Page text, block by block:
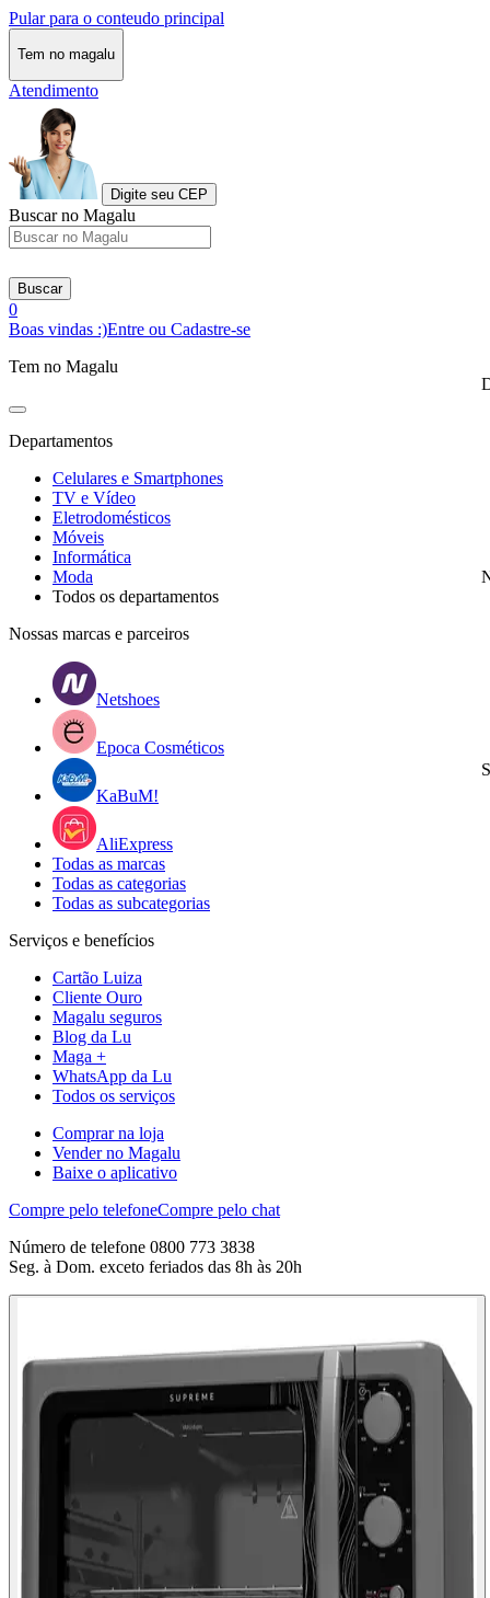
Pular para o conteudo principal
Tem no magalu
Atendimento
Digite seu CEP
Buscar no Magalu
Buscar
0
Boas vindas :)Entre ou Cadastre-se
Tem no Magalu
Departamentos
Celulares e Smartphones
TV e Vídeo
Eletrodomésticos
Móveis
Informática
Moda
Todos os departamentos
Nossas marcas e parceiros
Netshoes
Epoca Cosméticos
KaBuM!
AliExpress
Todas as marcas
Todas as categorias
Todas as subcategorias
Serviços e benefícios
Cartão Luiza
Cliente Ouro
Magalu seguros
Blog da Lu
Maga +
WhatsApp da Lu
Todos os serviços
Comprar na loja
Vender no Magalu
Baixe o aplicativo
Compre pelo telefoneCompre pelo chat
Número de telefone 0800 773 3838
Seg. à Dom. exceto feriados das 8h às 20h